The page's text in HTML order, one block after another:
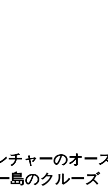
チャーのオー
島のクルーズ